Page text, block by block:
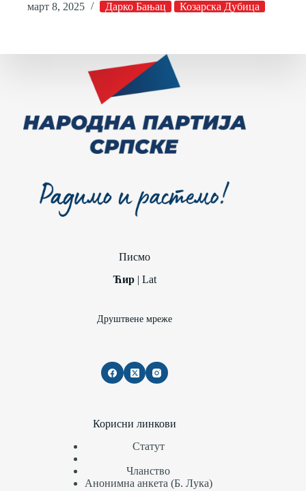
март 8, 2025
Дарко Бањац Козарска Дубица
Писмо
Ћир| Lat
Друштвене мреже
Корисни линкови
Статут
Чланство
Анонимна анкета (Б. Лука)